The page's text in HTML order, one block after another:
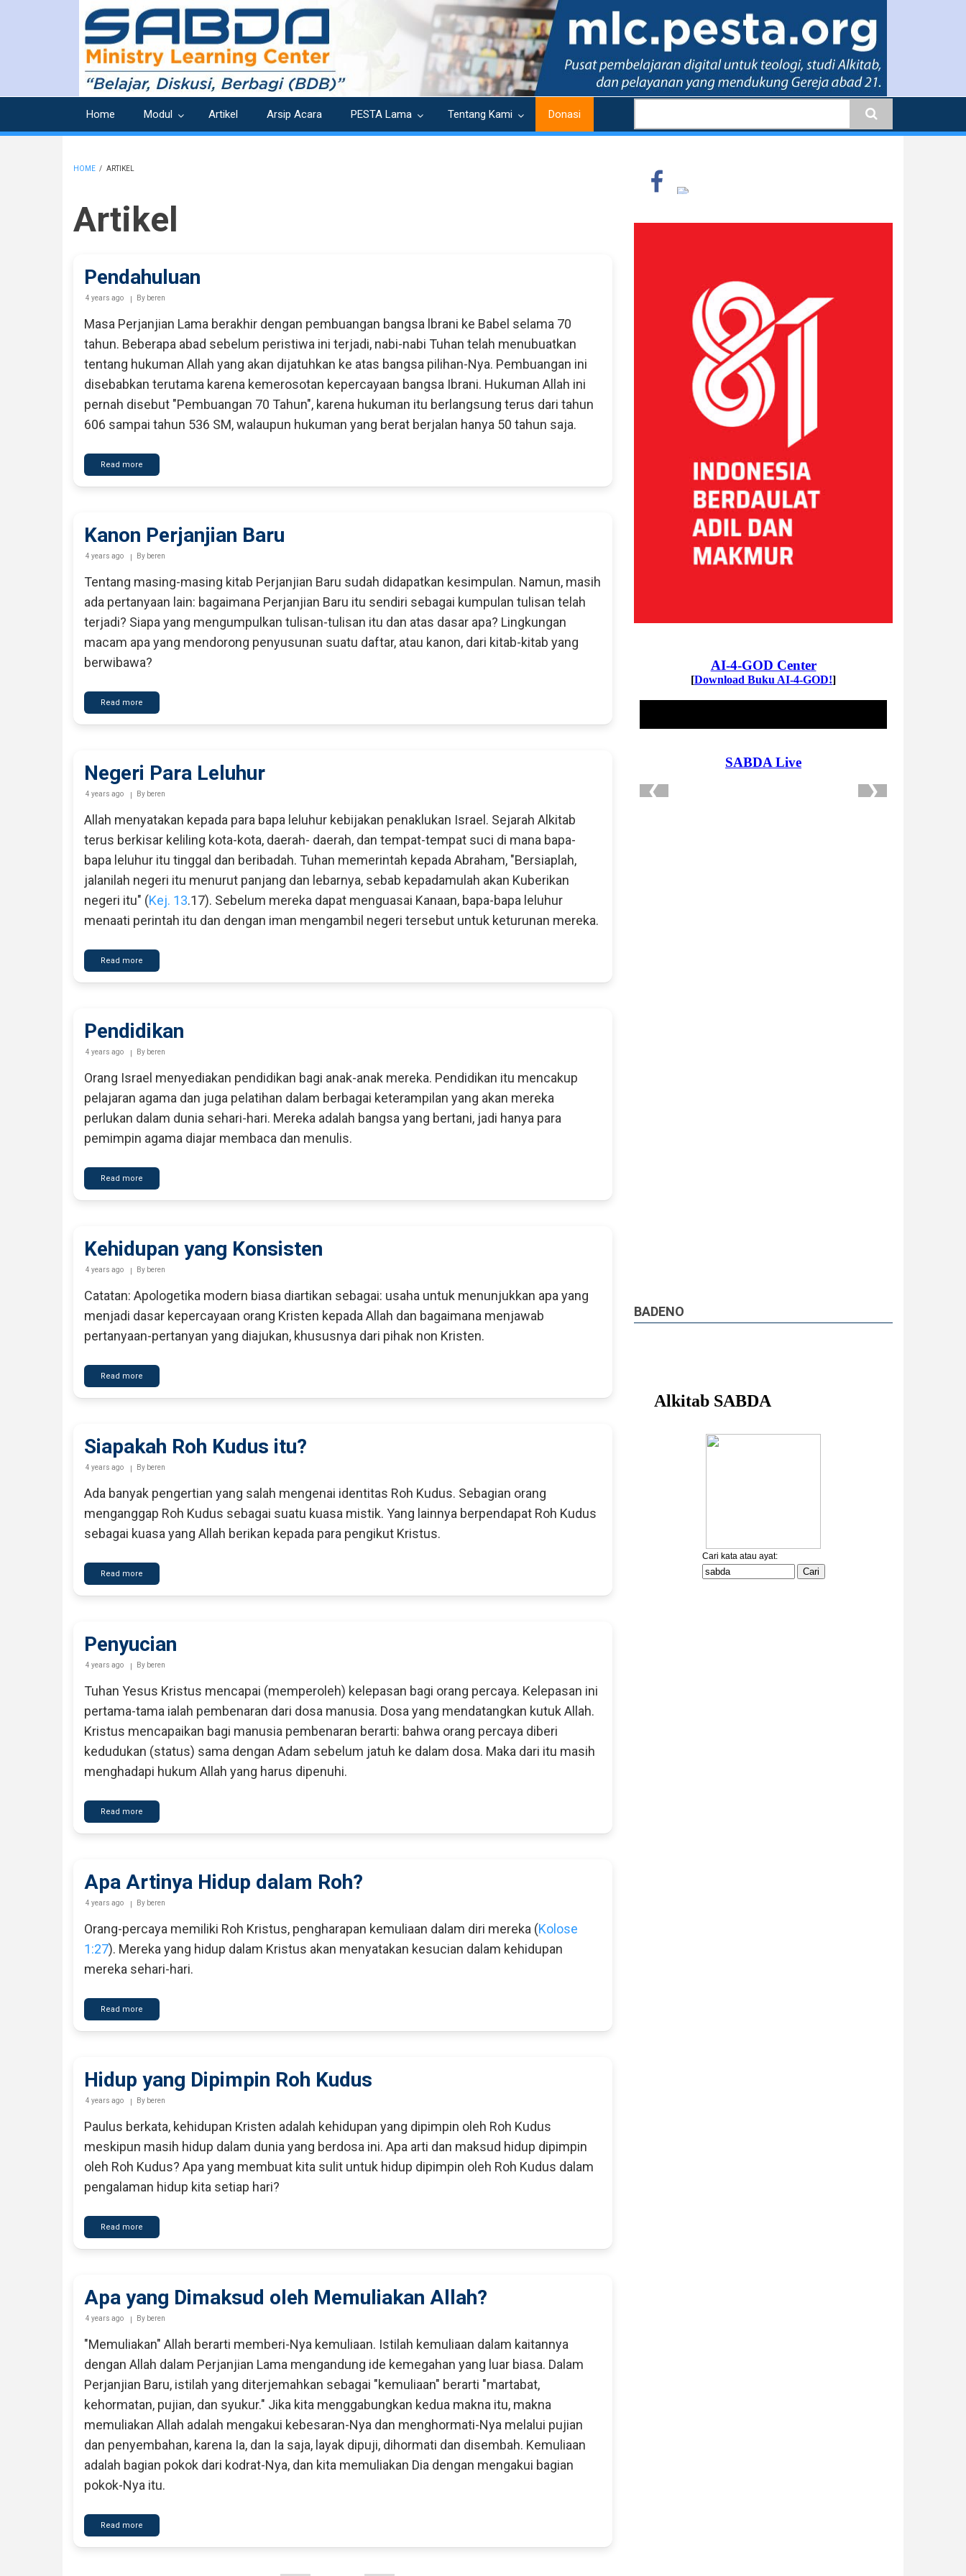
Home Modul Artikel Arsip Acara PESTA Lama Tentang Kami Donasi
HOME / ARTIKEL
Artikel
Pendahuluan
4 years ago By beren
Masa Perjanjian Lama berakhir dengan pembuangan bangsa lbrani ke Babel selama 70
tahun. Beberapa abad sebelum peristiwa ini terjadi, nabi-nabi Tuhan telah menubuatkan
tentang hukuman Allah yang akan dijatuhkan ke atas bangsa pilihan-Nya. Pembuangan ini
disebabkan terutama karena kemerosotan kepercayaan bangsa Ibrani. Hukuman Allah ini
pernah disebut "Pembuangan 70 Tahun", karena hukuman itu berlangsung terus dari tahun
606 sampai tahun 536 SM, walaupun hukuman yang berat berjalan hanya 50 tahun saja.
Read more
Pendahuluan
Kanon Perjanjian Baru
4 years ago By beren
Tentang masing-masing kitab Perjanjian Baru sudah didapatkan kesimpulan. Namun, masih
ada pertanyaan lain: bagaimana Perjanjian Baru itu sendiri sebagai kumpulan tulisan telah
terjadi? Siapa yang mengumpulkan tulisan-tulisan itu dan atas dasar apa? Lingkungan
macam apa yang mendorong penyusunan suatu daftar, atau kanon, dari kitab-kitab yang
berwibawa?
Read more
Kanon
Perjanjian
Negeri Para Leluhur
4 years ago By beren
Allah menyatakan kepada para bapa leluhur kebijakan penaklukan Israel. Sejarah Alkitab
terus berkisar keliling kota-kota, daerah- daerah, dan tempat-tempat suci di mana bapa-
bapa leluhur itu tinggal dan beribadah. Tuhan memerintah kepada Abraham, "Bersiaplah,
jalanilah negeri itu menurut panjang dan lebarnya, sebab kepadamulah akan Kuberikan
negeri itu" (Kej. 13.17). Sebelum mereka dapat menguasai Kanaan, bapa-bapa leluhur
menaati perintah itu dan dengan iman mengambil negeri tersebut untuk keturunan mereka.
Read more
Negeri
Para
Pendidikan
4 years ago By beren
Orang Israel menyediakan pendidikan bagi anak-anak mereka. Pendidikan itu mencakup
pelajaran agama dan juga pelatihan dalam berbagai keterampilan yang akan mereka
perlukan dalam dunia sehari-hari. Mereka adalah bangsa yang bertani, jadi hanya para
pemimpin agama diajar membaca dan menulis.
Read more
Pendidikan
Kehidupan yang Konsisten
4 years ago By beren
Catatan: Apologetika modern biasa diartikan sebagai: usaha untuk menunjukkan apa yang
menjadi dasar kepercayaan orang Kristen kepada Allah dan bagaimana menjawab
pertanyaan-pertanyan yang diajukan, khususnya dari pihak non Kristen.
Read more
Kehidupan
yang
Siapakah Roh Kudus itu?
4 years ago By beren
Ada banyak pengertian yang salah mengenai identitas Roh Kudus. Sebagian orang
menganggap Roh Kudus sebagai suatu kuasa mistik. Yang lainnya berpendapat Roh Kudus
sebagai kuasa yang Allah berikan kepada para pengikut Kristus.
Read more
Siapakah
Roh
Penyucian
4 years ago By beren
Tuhan Yesus Kristus mencapai (memperoleh) kelepasan bagi orang percaya. Kelepasan ini
pertama-tama ialah pembenaran dari dosa manusia. Dosa yang mendatangkan kutuk Allah.
Kristus mencapaikan bagi manusia pembenaran berarti: bahwa orang percaya diberi
kedudukan (status) sama dengan Adam sebelum jatuh ke dalam dosa. Maka dari itu masih
menghadapi hukum Allah yang harus dipenuhi.
Read more
Penyucian
Apa Artinya Hidup dalam Roh?
4 years ago By beren
Orang-percaya memiliki Roh Kristus, pengharapan kemuliaan dalam diri mereka (Kolose
1:27). Mereka yang hidup dalam Kristus akan menyatakan kesucian dalam kehidupan
mereka sehari-hari.
Read more
Apa
Artinya
Hidup yang Dipimpin Roh Kudus
4 years ago By beren
Paulus berkata, kehidupan Kristen adalah kehidupan yang dipimpin oleh Roh Kudus
meskipun masih hidup dalam dunia yang berdosa ini. Apa arti dan maksud hidup dipimpin
oleh Roh Kudus? Apa yang membuat kita sulit untuk hidup dipimpin oleh Roh Kudus dalam
pengalaman hidup kita setiap hari?
Read more
Hidup
yang
Apa yang Dimaksud oleh Memuliakan Allah?
4 years ago By beren
"Memuliakan" Allah berarti memberi-Nya kemuliaan. Istilah kemuliaan dalam kaitannya
dengan Allah dalam Perjanjian Lama mengandung ide kemegahan yang luar biasa. Dalam
Perjanjian Baru, istilah yang diterjemahkan sebagai "kemuliaan" berarti "martabat,
kehormatan, pujian, dan syukur." Jika kita menggabungkan kedua makna itu, makna
memuliakan Allah adalah mengakui kebesaran-Nya dan menghormati-Nya melalui pujian
dan penyembahan, karena Ia, dan Ia saja, layak dipuji, dihormati dan disembah. Kemuliaan
adalah bagian pokok dari kodrat-Nya, dan kita memuliakan Dia dengan mengakui bagian
pokok-Nya itu.
Read more
Apa
yang
BADENO